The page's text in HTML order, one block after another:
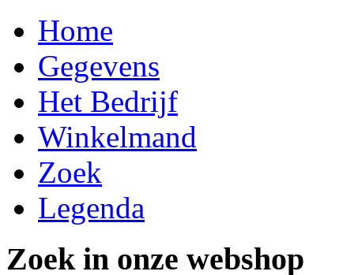
Home
Gegevens
Het Bedrijf
Winkelmand
Zoek
Legenda
Zoek in onze webshop